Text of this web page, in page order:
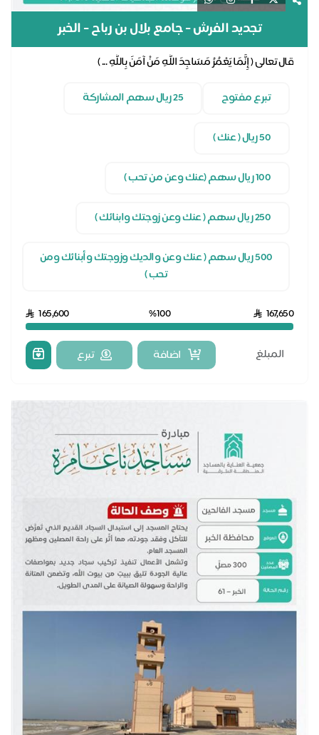
تجديد الفرش - جامع بلال بن رباح - الخبر
قال تعالى ( إِنَّمَا يَعْمُرُ مَسَاجِدَ اللَّهِ مَنْ آمَنَ بِاللَّهِ ... )
تبرع مفتوح
500 ريال سهم ( عنك وعن والديك وزوجتك وأبنائك ومن
تحب )
167,650
%100
165,600
اضافة تبرع